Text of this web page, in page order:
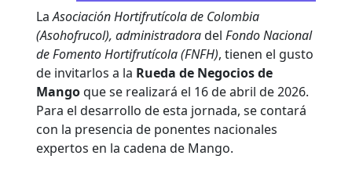
LaAsociación Hortifrutícola de Colombia
(Asohofrucol), administradoradel Fondo Nacional
de Fomento Hortifrutícola (FNFH), tienen el gusto
de invitarlos a la Rueda de Negocios de
Mangoque se realizará el 16 de abril de 2026.
Para el desarrollo de esta jornada, se contará
con la presencia de ponentes nacionales
expertos en la cadena de Mango.